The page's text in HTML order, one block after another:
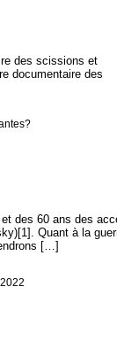
des scissions et
documentaire des
des 60 ans des
Quant à la
[…]